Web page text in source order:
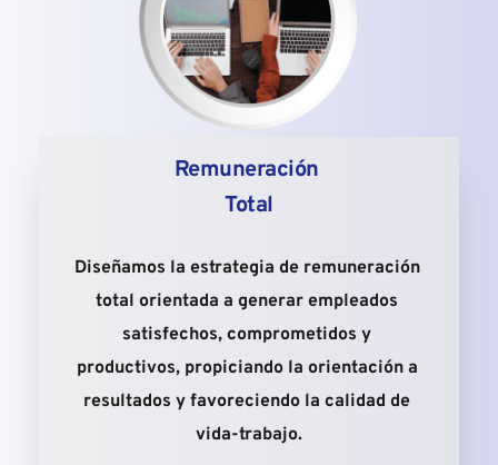
Remuneración
Total
Diseñamos la estrategia de remuneración
total orientada a generar empleados
satisfechos, comprometidos y
productivos, propiciando la orientación a
resultados y favoreciendo la calidad de
vida-trabajo.